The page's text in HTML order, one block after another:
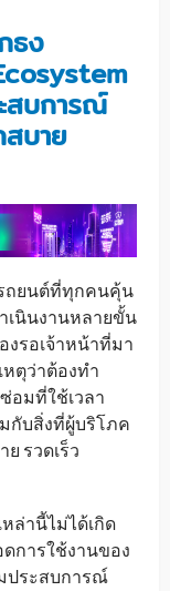
ธง
สบการณ์
สบาย
ถยนต์ที่ทุกคนคุ้น
เนินงานหลายขั้น
งรอเจ้าหน้าที่มา
ตุว่าต้องทำ
อมที่ใช้เวลา
กับสิ่งที่ผู้บริโภค
รวดเร็ว
ล่านี้ไม่ได้เกิด
การใช้งานของ
ประสบการณ์